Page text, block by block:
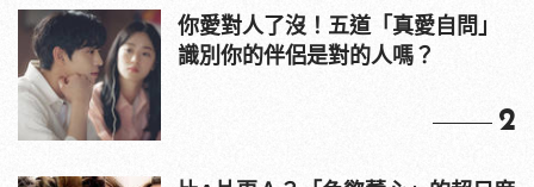
你愛對人了沒！五道「真愛自問」
識別你的伴侶是對的人嗎？
2